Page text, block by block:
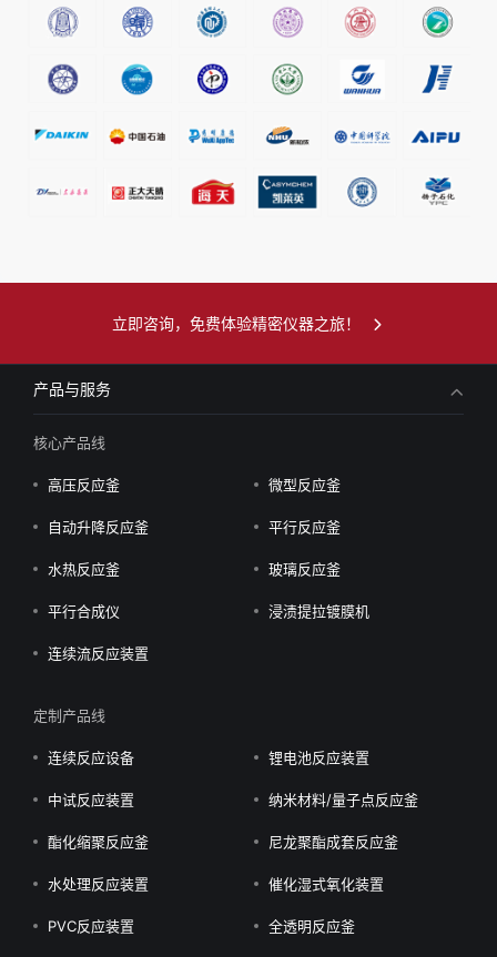
立即咨询，免费体验精密仪器之旅！
产品与服务
核心产品线
高压反应釜 微型反应釜
自动升降反应釜 平行反应釜
水热反应釜 玻璃反应釜
平行合成仪 浸渍提拉镀膜机
连续流反应装置
定制产品线
连续反应设备 锂电池反应装置
中试反应装置 纳米材料/量子点反应釜
酯化缩聚反应釜 尼龙聚酯成套反应釜
水处理反应装置 催化湿式氧化装置
PVC反应装置 全透明反应釜